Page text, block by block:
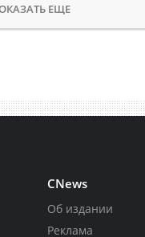
ЕЩЕ
CNews
Об издании
Реклама